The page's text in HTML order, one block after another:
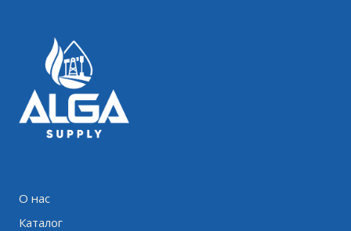
О нас
Каталог